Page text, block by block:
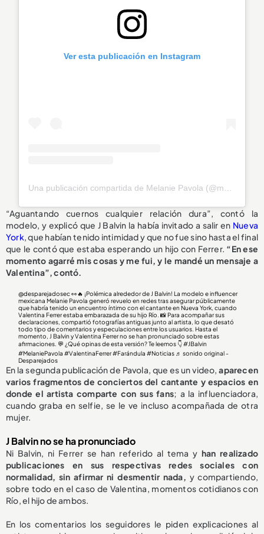
Ver esta publicación en Instagram
“Aguantando cuernos cualquier relación dura”, contó la
modelo, y explicó que J Balvin la había invitado a salir en Nueva
York, que habían tenido intimidad y que no fue sino hasta el final
que le contó que estaba esperando un hijo con Ferrer. “En ese
momento agarré mis cosas y me fui, y le mandé un mensaje a
Valentina”, contó.
@desparejadosec👀🔥 ¡Polémica alrededor de J Balvin! La modelo e influencer
mexicana Melanie Pavola generó revuelo en redes tras asegurar públicamente
que habría tenido un encuentro íntimo con el cantante en Nueva York, cuando
Valentina Ferrer estaba embarazada de su hijo Río. 📸 Para acompañar sus
declaraciones, compartió fotografías antiguas junto al artista, lo que desató
todo tipo de comentarios y especulaciones entre los usuarios. Hasta el
momento, J Balvin y Valentina Ferrer no se han pronunciado sobre estas
afirmaciones. 💬 ¿Qué opinas de esta versión? Te leemos 👇#JBalvin
#MelaniePavola #ValentinaFerrer#Farándula #Noticias ♬ sonido original -
Desparejados
En la segunda publicación de Pavola, que es un video,aparecen
varios fragmentos de conciertos del cantante y espacios en
donde el artista comparte con sus fans; a la influenciadora,
cuando graba en selfie, se le ve incluso acompañada de otra
mujer.
J Balvin no se ha pronunciado
Ni Balvin, ni Ferrer se han referido al tema y han realizado
publicaciones en sus respectivas redes sociales con
normalidad, sin afirmar ni desmentir nada,
y compartiendo,
sobre todo en el caso de Valentina, momentos cotidianos con
Río, el hijo de ambos.
En los comentarios los seguidores le piden explicaciones al